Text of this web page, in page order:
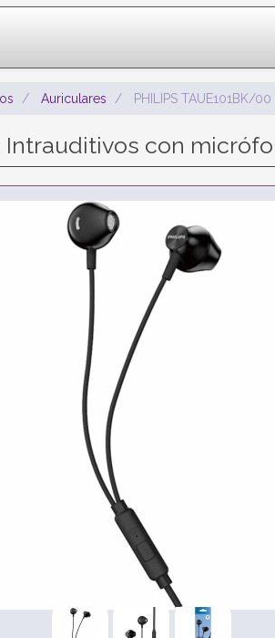
Auriculares PHILIPS TAUE101BK/00
con